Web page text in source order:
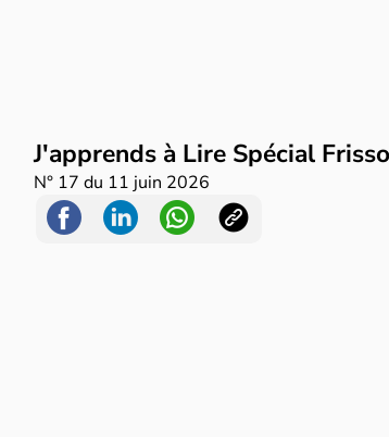
J'apprends à Lire Spécial
N° 17 du 11 juin 2026